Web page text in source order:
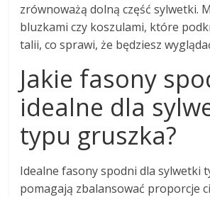
zrównoważą dolną część sylwetki.
bluzkami czy koszulami, które
talii, co sprawi, że będziesz
Jakie fasony
idealne dla
typu gruszka?
Idealne fasony spodni dla sylwetki
pomagają zbalansować proporcje